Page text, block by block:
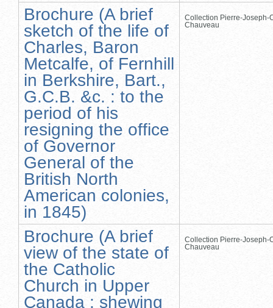
Brochure (A brief
sketch of the life of
Charles, Baron
Metcalfe, of Fernhill
in Berkshire, Bart.,
G.C.B. &c. : to the
period of his
resigning the office
of Governor
General of the
British North
American colonies,
in 1845)
Collection Pierre-Joseph-
Chauveau
Brochure (A brief
view of the state of
the Catholic
Church in Upper
Canada : shewing
Collection Pierre-Joseph-
Chauveau